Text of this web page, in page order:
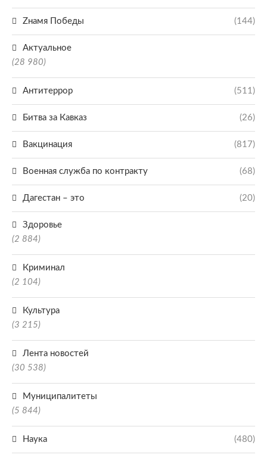
Zнамя Победы (144)
Актуальное
(28 980)
Антитеррор (511)
Битва за Кавказ (26)
Вакцинация (817)
Военная служба по контракту (68)
Дагестан – это (20)
Здоровье
(2 884)
Криминал
(2 104)
Культура
(3 215)
Лента новостей
(30 538)
Муниципалитеты
(5 844)
Наука (480)